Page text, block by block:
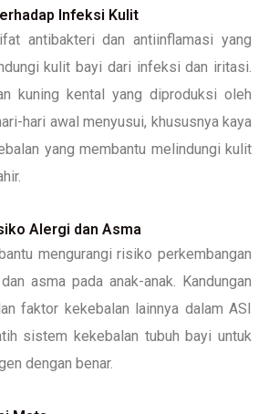
Infeksi Kulit
antibakteri dan antiinflamasi yang
kulit bayi dari infeksi dan iritasi.
kuning kental yang diproduksi oleh
hari awal menyusui, khususnya kaya
yang membantu melindungi kulit
Alergi dan Asma
mengurangi risiko perkembangan
asma pada anak-anak. Kandungan
faktor kekebalan lainnya dalam ASI
sistem kekebalan tubuh bayi untuk
dengan benar.